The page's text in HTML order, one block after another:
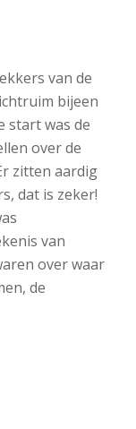
van de
bijeen
start was de
over de
zitten aardig
dat is zeker!
van
over waar
de